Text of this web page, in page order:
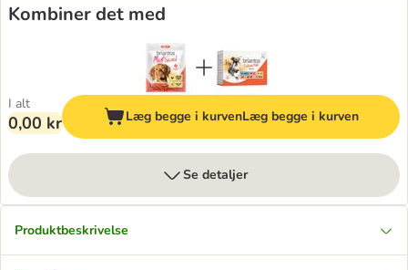
Kombiner det med
I alt
0,00 kr Læg begge i kurvenLæg begge i kurven
Se detaljer
Produktbeskrivelse